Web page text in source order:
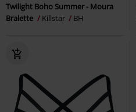
Twilight Boho Summer - Moura
Bralette
Killstar BH